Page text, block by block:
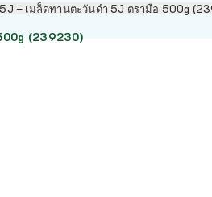
5J – เมล็ดทานตะวันดำ 5J ตรามือ 500g
(239230)